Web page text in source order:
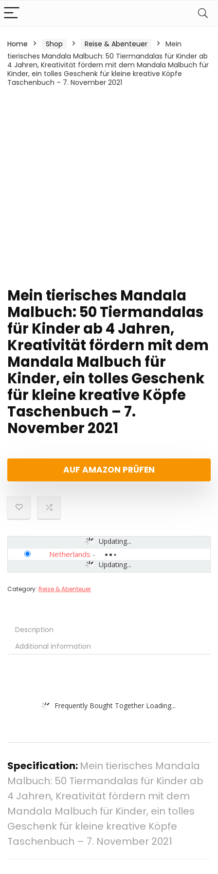
Home Shop Reise & Abenteuer
Mein
tierisches Mandala Malbuch: 50 Tiermandalas für Kinder ab
4 Jahren, Kreativität fördern mit dem Mandala Malbuch für
Kinder, ein tolles Geschenk für kleine kreative Köpfe
Taschenbuch – 7. November 2021
Mein tierisches Mandala
Malbuch: 50 Tiermandalas
für Kinder ab 4 Jahren,
Kreativität fördern mit dem
Mandala Malbuch für
Kinder, ein tolles Geschenk
für kleine kreative Köpfe
Taschenbuch – 7.
November 2021
AUF AMAZON PRÜFEN
Updating...
Updating...
Netherlands -
Category: Reise & Abenteuer
Description
Additional information
Frequently Bought Together Loading...
Specification: Mein tierisches Mandala
Malbuch: 50 Tiermandalas für Kinder ab
4 Jahren, Kreativität fördern mit dem
Mandala Malbuch für Kinder, ein tolles
Geschenk für kleine kreative Köpfe
Taschenbuch – 7. November 2021